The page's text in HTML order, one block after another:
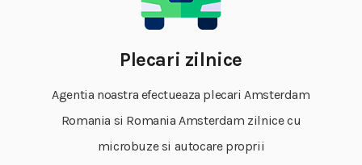
Plecari zilnice
Agentia noastra efectueaza plecari Amsterdam
Romania si Romania Amsterdam zilnice cu
microbuze si autocare proprii